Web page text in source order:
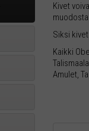
Kivet
Siksi
Kaikki
Amulet,